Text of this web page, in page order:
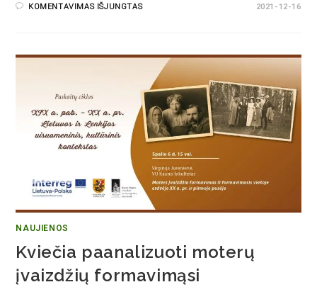
KOMENTAVIMAS IŠJUNGTAS 2021-12-16
NAUJIENOS
Kviečia paanalizuoti moterų
įvaizdžių formavimąsi